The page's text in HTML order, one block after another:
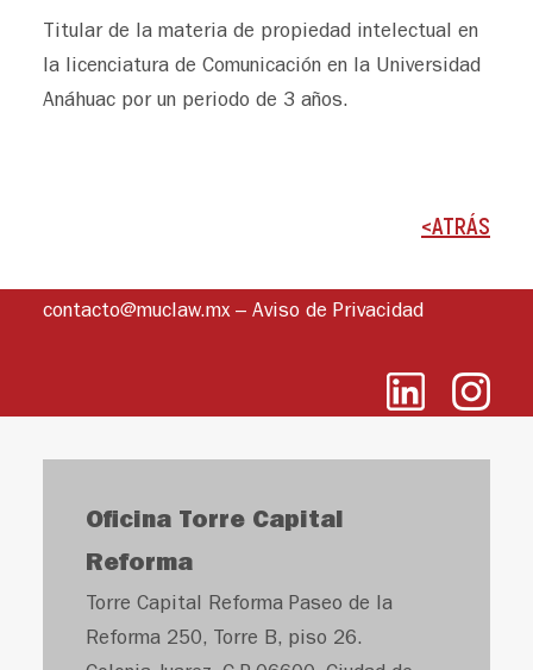
Titular de la materia de propiedad intelectual en
la licenciatura de Comunicación en la Universidad
Anáhuac por un periodo de 3 años.
<ATRÁS
contacto@muclaw.mx– Aviso de Privacidad
Oficina Torre Capital
Reforma
Torre Capital Reforma Paseo de la
Reforma 250, Torre B, piso 26.